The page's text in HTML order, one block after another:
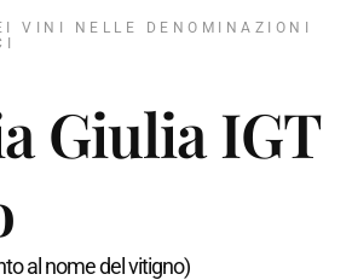
VINI NELLE DENOMINAZIONI
Giulia IGT
al nome del vitigno)